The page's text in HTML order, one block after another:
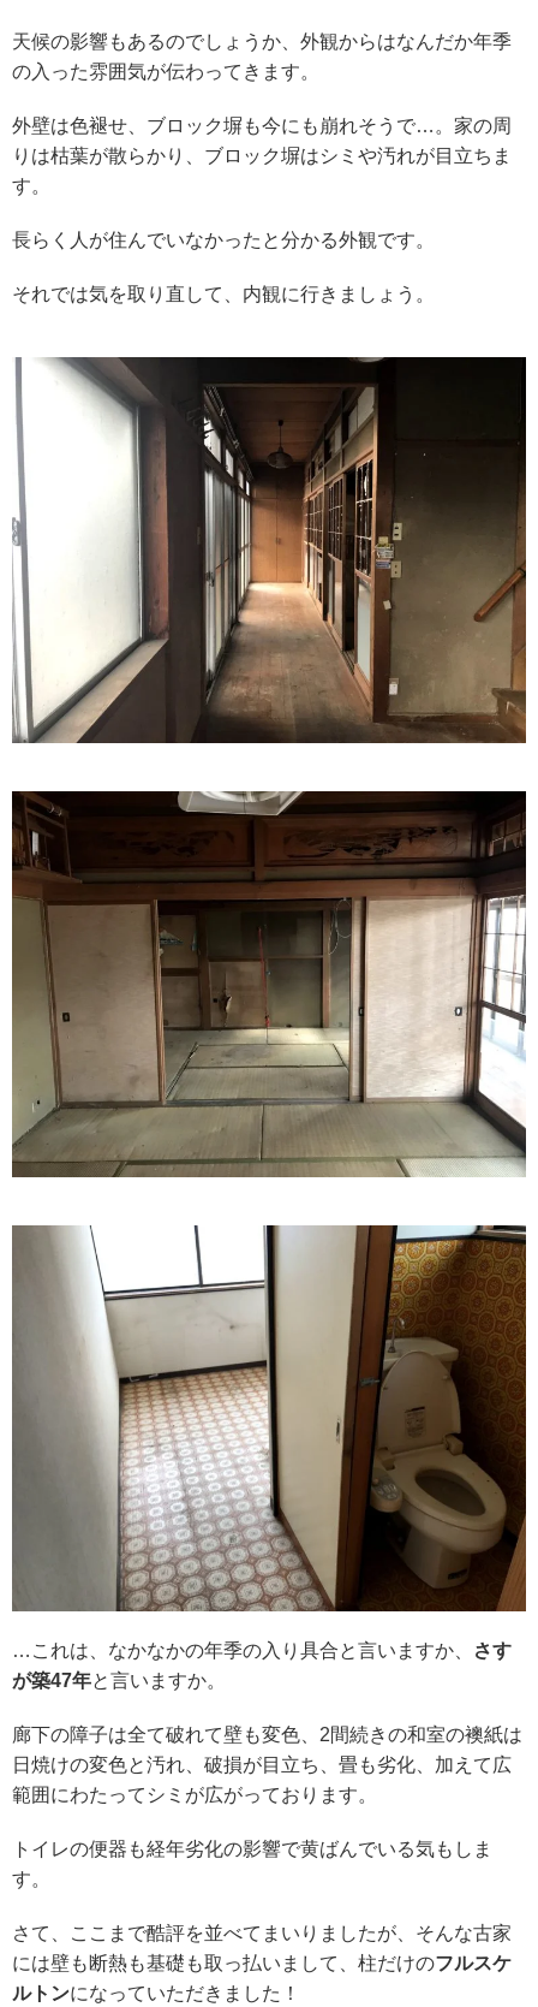
天候の影響もあるのでしょうか、外観からはなんだか年季
の入った雰囲気が伝わってきます。
外壁は色褪せ、ブロック塀も今にも崩れそうで…。家の周
りは枯葉が散らかり、ブロック塀はシミや汚れが目立ちま
す。
長らく人が住んでいなかったと分かる外観です。
それでは気を取り直して、内観に行きましょう。
…これは、なかなかの年季の入り具合と言いますか、
さす
が築47年と言いますか。
廊下の障子は全て破れて壁も変色、2間続きの和室の襖紙は
日焼けの変色と汚れ、破損が目立ち、畳も劣化、加えて広
範囲にわたってシミが広がっております。
トイレの便器も経年劣化の影響で黄ばんでいる気もしま
す。
さて、ここまで酷評を並べてまいりましたが、そんな古家
には壁も断熱も基礎も取っ払いまして、柱だけのフルスケ
ルトンになっていただきました！